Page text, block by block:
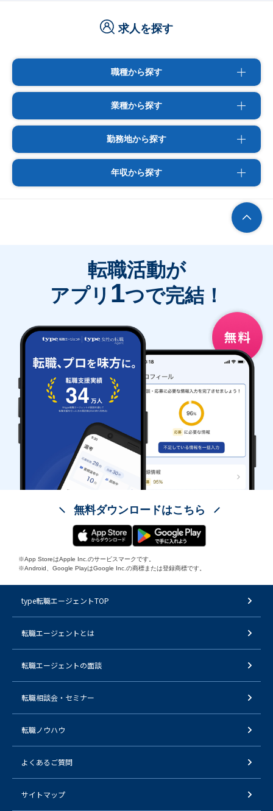
求人を探す
職種から探す
業種から探す
勤務地から探す
年収から探す
転職活動が
アプリ 1つで完結！
無料ダウンロードはこちら
※App StoreはApple Inc.のサービスマークです。
※Android、Google PlayはGoogle Inc.の商標または登録商標です。
type転職エージェントTOP
転職エージェントとは
転職エージェントの面談
転職相談会・セミナー
転職ノウハウ
よくあるご質問
サイトマップ